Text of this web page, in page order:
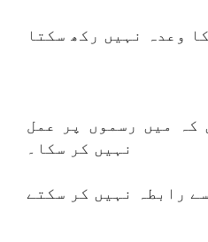
کا وعدہ نہیں رکھ سکتا
کہ میں رسموں پر عمل
نہیں کر سکا۔
رابطہ نہیں کر سکتے